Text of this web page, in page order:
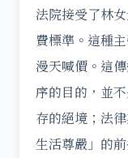
法院接受了林
費標準。這種
漫天喊價。這
序的目的，並
存的絕境；法
生活尊嚴」的